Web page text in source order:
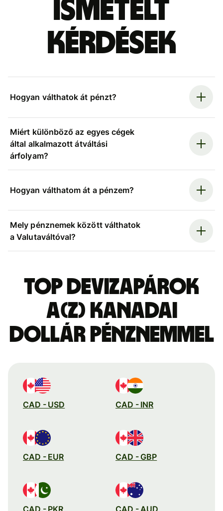
ismételt
kérdések
Hogyan válthatok át pénzt?
Miért különböző az egyes cégek
által alkalmazott átváltási
árfolyam?
Hogyan válthatom át a pénzem?
Mely pénznemek között válthatok
a Valutaváltóval?
Top devizapárok
a(z) kanadai
dollár pénznemmel
CAD - USD CAD - INR
CAD - EUR CAD - GBP
CAD - PKR CAD - AUD